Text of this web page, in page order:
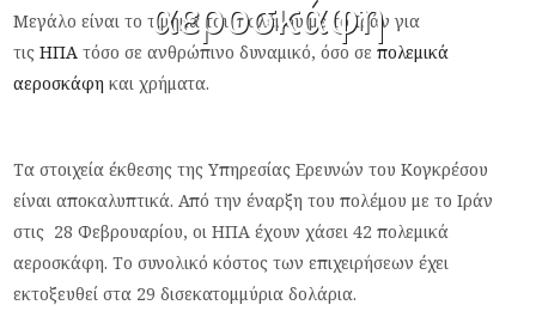
αεροσκάφη
Μεγάλο είναι το τίμημα του πολέμου με το Ιράν για
τιςΗΠΑ τόσο σε ανθρώπινο δυναμικό, όσο σεπολεμικά
αεροσκάφη και χρήματα.
Τα στοιχεία έκθεσης της Υπηρεσίας Ερευνών του Κογκρέσου
είναι αποκαλυπτικά. Από την έναρξη του πολέμου με το Ιράν
στις 28 Φεβρουαρίου, οι ΗΠΑ έχουν χάσει 42 πολεμικά
αεροσκάφη. Το συνολικό κόστος των επιχειρήσεων έχει
εκτοξευθεί στα 29 δισεκατομμύρια δολάρια.